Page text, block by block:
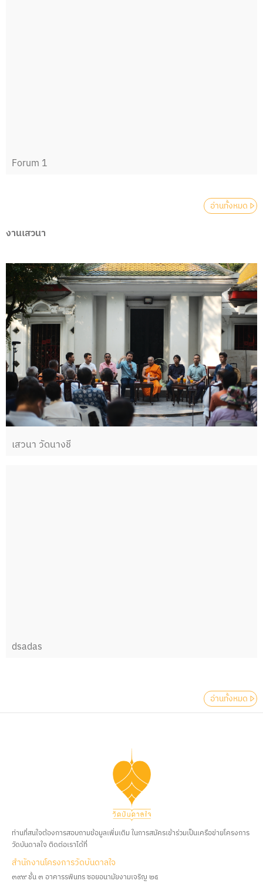
Forum 1
อ่านทั้งหมด
งานเสวนา
เสวนา วัดนางชี
dsadas
อ่านทั้งหมด
ท่านที่สนใจต้องการสอบถามข้อมูลเพิ่มเติม ในการสมัครเข้าร่วมเป็นเครือข่ายโครงการ
วัดบันดาลใจ ติดต่อเราได้ที่
สํานักงานโครงการวัดบันดาลใจ
๓๙๙ ชั้น ๓ อาคารรพินทร ซอยอนามัยงามเจริญ ๒๕